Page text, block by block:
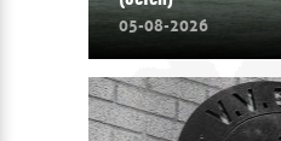
05-08-2026